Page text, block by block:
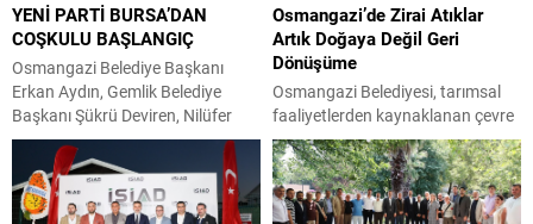
YENİ PARTİ BURSA’DAN
COŞKULU BAŞLANGIÇ
Osmangazi Belediye Başkanı
Erkan Aydın, Gemlik Belediye
Başkanı Şükrü Deviren, Nilüfer
Belediye Başkanı Şadi Özdemir,
Mudanya Belediye Başkanı Deniz
Dalgıç, Mustafakemalpaşa
Belediye Başkanı Şükrü Erdem,
Osmangazi’de Zirai Atıklar
Artık Doğaya Değil Geri
Dönüşüme
Osmangazi Belediyesi, tarımsal
faaliyetlerden kaynaklanan çevre
kirliliğini önlemek amacıyla kırsal
mahallelerde tarımsal sulama ve
ilaçlama su dolum noktalarına
zirai atık dönüşüm konteynerleri